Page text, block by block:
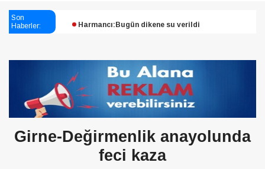
Son
Haberler:
Harmancı:Bugün dikene su verildi
Derneği:Vicdanlarınız tutsak, kalemleriniz esir
Girne-Değirmenlik anayolunda
feci kaza